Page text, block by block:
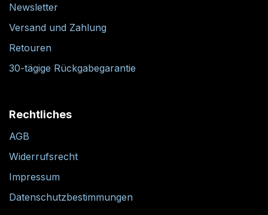
Newsletter
Versand und Zahlung
Retouren
30-tägige Rückgabegarantie
Rechtliches
AGB
Widerrufsrecht
Impressum
Datenschutzbestimmungen